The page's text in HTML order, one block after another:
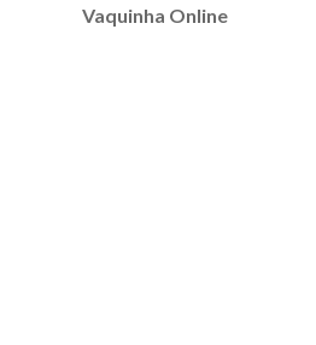
Vaquinha Online